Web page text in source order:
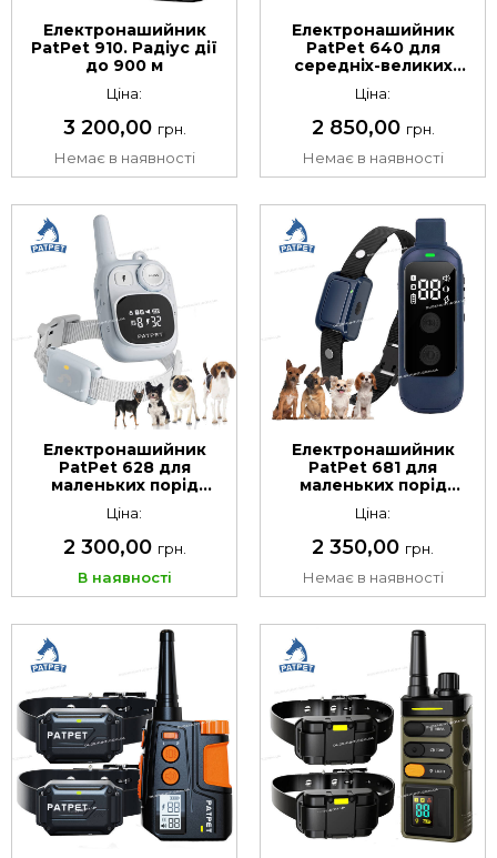
Електронашийник
PatPet 910. Радіус дії
до 900 м
Ціна:
3 200,00 грн.
Немає в наявності
Електронашийник
PatPet 640 для
середніх-великих
собак. Радіус дії до
900 м
Ціна:
2 850,00 грн.
Немає в наявності
Електронашийник
PatPet 628 для
маленьких порід
собак. Радіус дії до
600 м
Ціна:
2 300,00 грн.
В наявності
Електронашийник
PatPet 681 для
маленьких порід
собак. Радіус дії до
600 м
Ціна:
2 350,00 грн.
Немає в наявності